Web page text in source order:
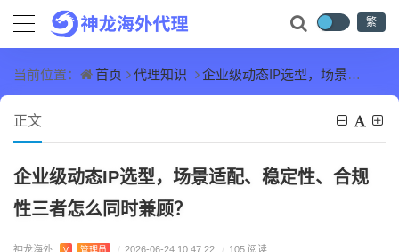
繁
当前位置： 首页 代理知识 企业级动态IP选型，场景适配、稳定性、合规性三者怎么同时兼顾？
正文
企业级动态IP选型，场景适配、稳定性、合规
性三者怎么同时兼顾？
神龙海外 V 管理员 / 2026-06-24 10:47:22 / 105 阅读